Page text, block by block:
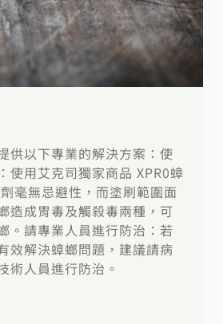
供以下專業的解決方案：使
使用艾克司獨家商品 XPR0蟑
毫無忌避性，而塗刷範圍面
造成胃毒及觸殺毒兩種，可
。請專業人員進行防治：若
效解決蟑螂問題，建議請病
術人員進行防治。